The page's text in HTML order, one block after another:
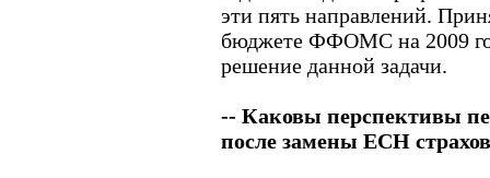
эти пять направлений.
бюджете ФФОМС на 2009
решение данной задачи.
-- Каковы перспективы
после замены ЕСН